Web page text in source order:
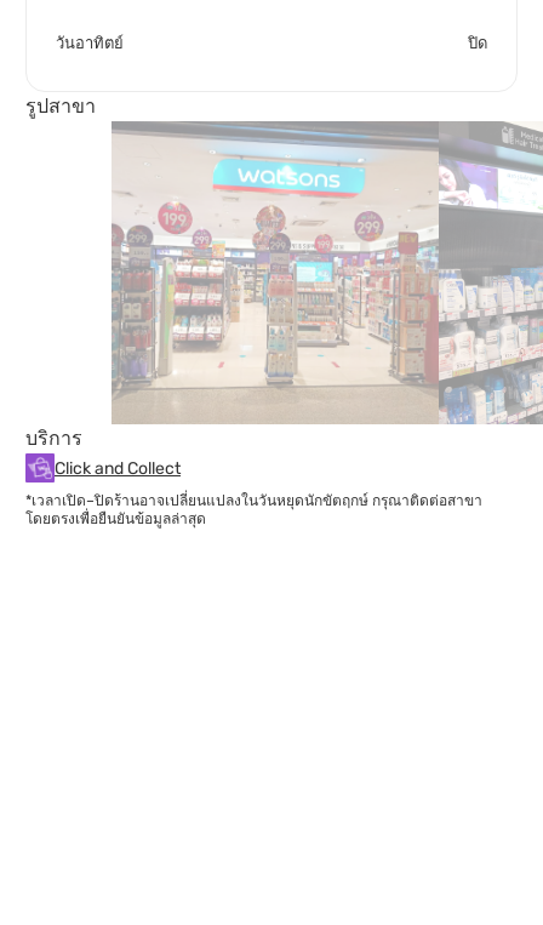
วันอาทิตย์ ปิด
รูปสาขา
บริการ
Click and Collect
*เวลาเปิด–ปิดร้านอาจเปลี่ยนแปลงในวันหยุดนักขัตฤกษ์ กรุณาติดต่อสาขา
โดยตรงเพื่อยืนยันข้อมูลล่าสุด